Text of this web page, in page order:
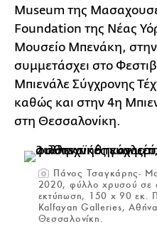
Museum της
Foundation της Νέας
Μουσείο Μπενάκη,
συμμετάσχει στο
Μπιενάλε Σύγχρονης
καθώς και στην 4η
στη Θεσσαλονίκη.
Πάνος Τσαγκάρης-
2020, φύλλο χρυσού σε
εκτύπωση, 150 x 90 εκ.
Kalfayan Galleries,
Θεσσαλονίκη.